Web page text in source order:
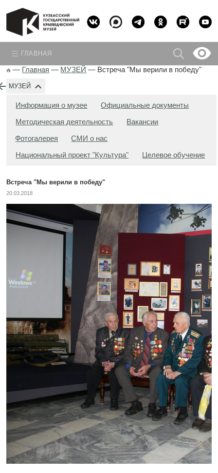
ГЛАВНАЯ
— Главная — МУЗЕЙ — Встреча "Мы верили в победу"
МУЗЕЙ
Информация о музее Официальные документы
Методическая деятельность Вакансии
Фотогалерея СМИ о нас
Национальный проект "Культура" Целевое обучение
Встреча "Мы верили в победу"
20.03.2018